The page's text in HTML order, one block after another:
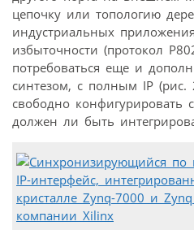
цепочку или топологию
индустриальных
избыточности (протокол
потребоваться еще и
синтезом, с полным IP (рис.
свободно конфигурировать
должен ли быть